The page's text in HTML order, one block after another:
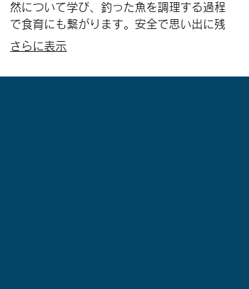
然について学び、釣った魚を調理する過程
で食育にも繋がります。安全で思い出に残
る家族旅行をお約束します。
さらに表示